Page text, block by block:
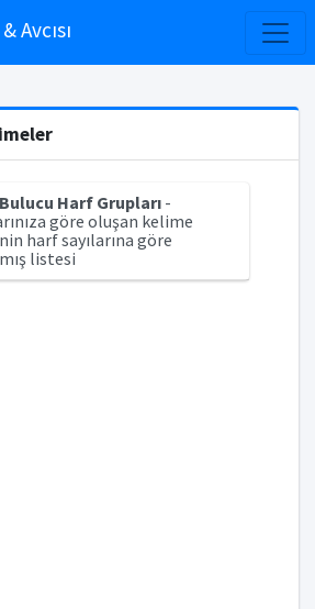
Avcısı
Harf Grupları-
göre oluşan kelime
harf sayılarına göre
listesi